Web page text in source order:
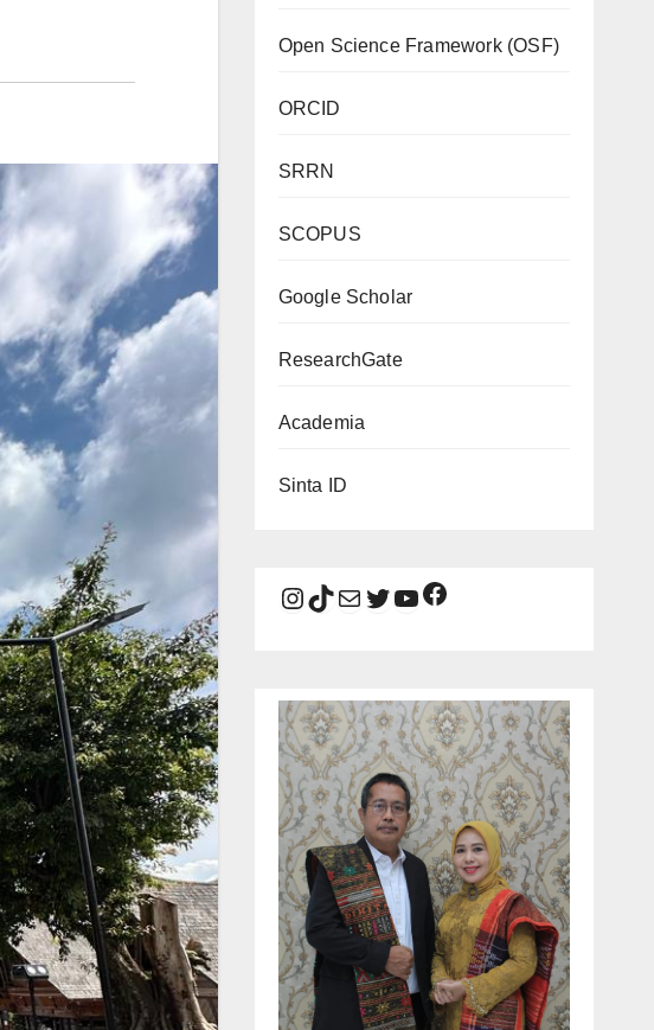
Open Science Framework (OSF)
ORCID
SRRN
SCOPUS
Google Scholar
ResearchGate
Academia
Sinta ID
Instagram
TikTok
MailTwitter
YouTube
Facebook